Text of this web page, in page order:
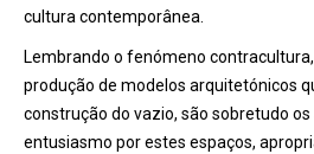
cultura contemporânea.
Lembrando o fenómeno
produção de modelos arquitetónicos
construção do vazio, são sobretudo
entusiasmo por estes espaços,